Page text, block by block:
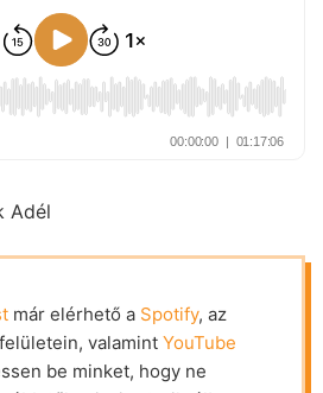
Adél
már elérhető a Spotify, az
felületein, valamint YouTube
be minket, hogy ne